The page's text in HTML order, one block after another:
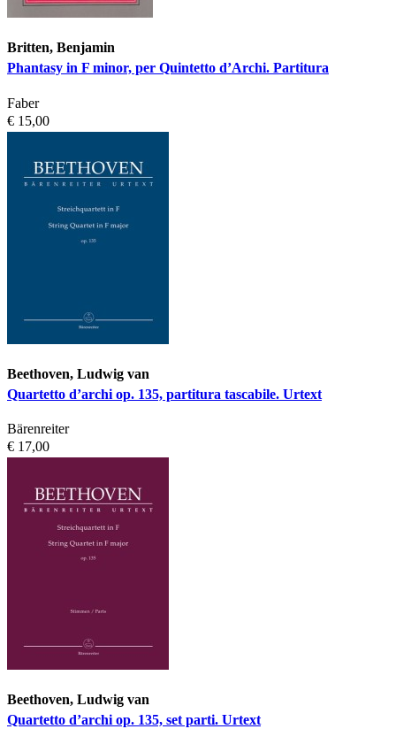
Britten, Benjamin
Phantasy in F minor, per Quintetto d’Archi. Partitura
Faber
€ 15,00
Beethoven, Ludwig van
Quartetto d’archi op. 135, partitura tascabile. Urtext
Bärenreiter
€ 17,00
Beethoven, Ludwig van
Quartetto d’archi op. 135, set parti. Urtext